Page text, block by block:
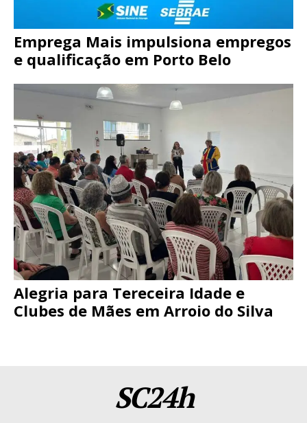
Emprega Mais impulsiona empregos
e qualificação em Porto Belo
Alegria para Tereceira Idade e
Clubes de Mães em Arroio do Silva
SC24h